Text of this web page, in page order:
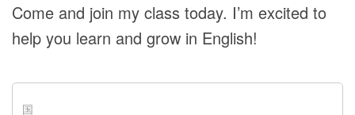
Come and join my class today. I’m excited to
help you learn and grow in English!
国